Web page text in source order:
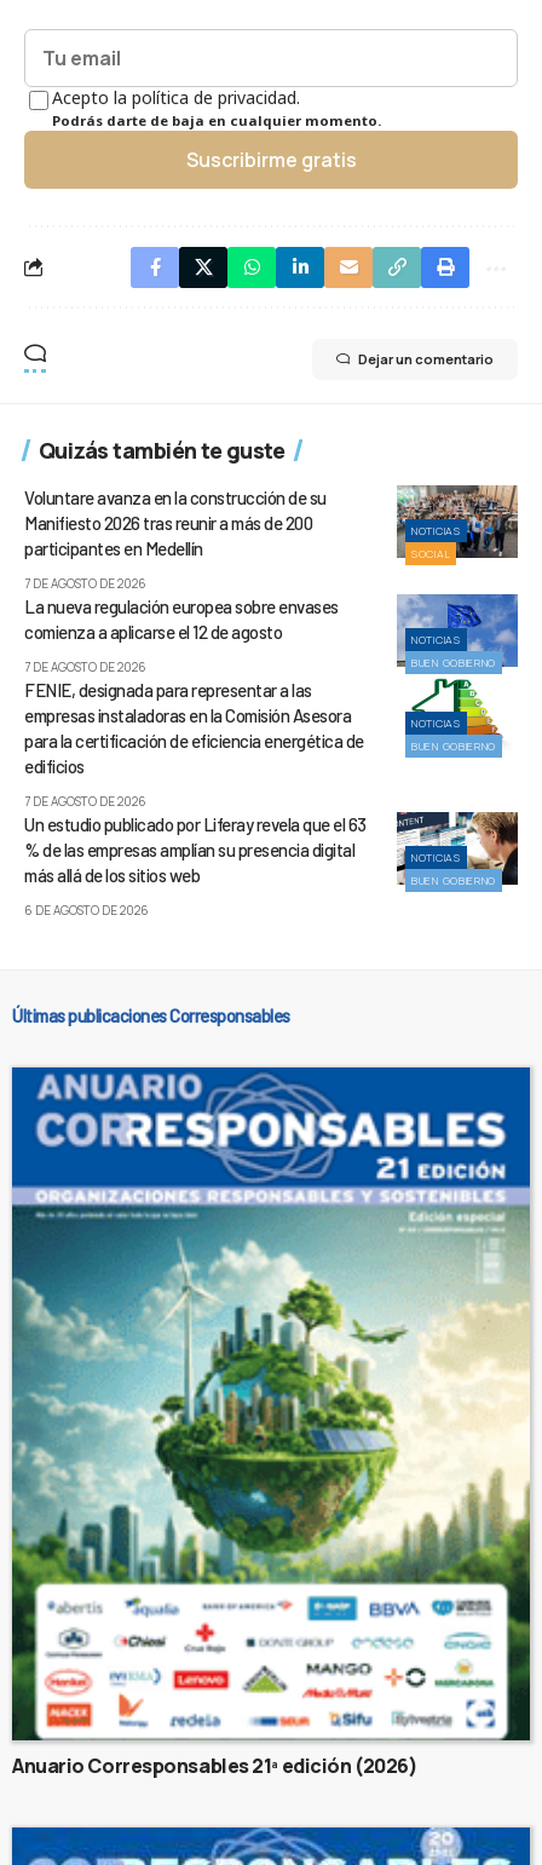
Acepto la política de privacidad.
Podrás darte de baja en cualquier momento.
Suscribirme gratis
Dejar un comentario
Quizás también te guste
NOTICIAS
SOCIAL
Voluntare avanza en la construcción de su
Manifiesto 2026 tras reunir a más de 200
participantes en Medellín
7 DE AGOSTO DE 2026
NOTICIAS
BUEN GOBIERNO
La nueva regulación europea sobre envases
comienza a aplicarse el 12 de agosto
7 DE AGOSTO DE 2026
NOTICIAS
BUEN GOBIERNO
FENIE, designada para representar a las
empresas instaladoras en la Comisión Asesora
para la certificación de eficiencia energética de
edificios
7 DE AGOSTO DE 2026
NOTICIAS
BUEN GOBIERNO
Un estudio publicado por Liferay revela que el 63
% de las empresas amplían su presencia digital
más allá de los sitios web
6 DE AGOSTO DE 2026
Últimas publicaciones Corresponsables
Anuario Corresponsables 21ª edición (2026)